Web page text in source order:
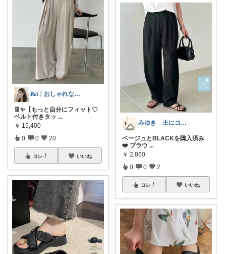
𝑅𝑒𝑖┊おしゃれな暮らし🤍
👖✨【もっと自分にフィット♡
ベルト付きタッ ...
￥ 15,400
0 0 20
コレ いいね
みゆき 主にコスメ、日用品🍀
ベージュとBLACKを購入済み
❤️ ブラウ ...
￥ 2,860
0 0 2
コレ いいね